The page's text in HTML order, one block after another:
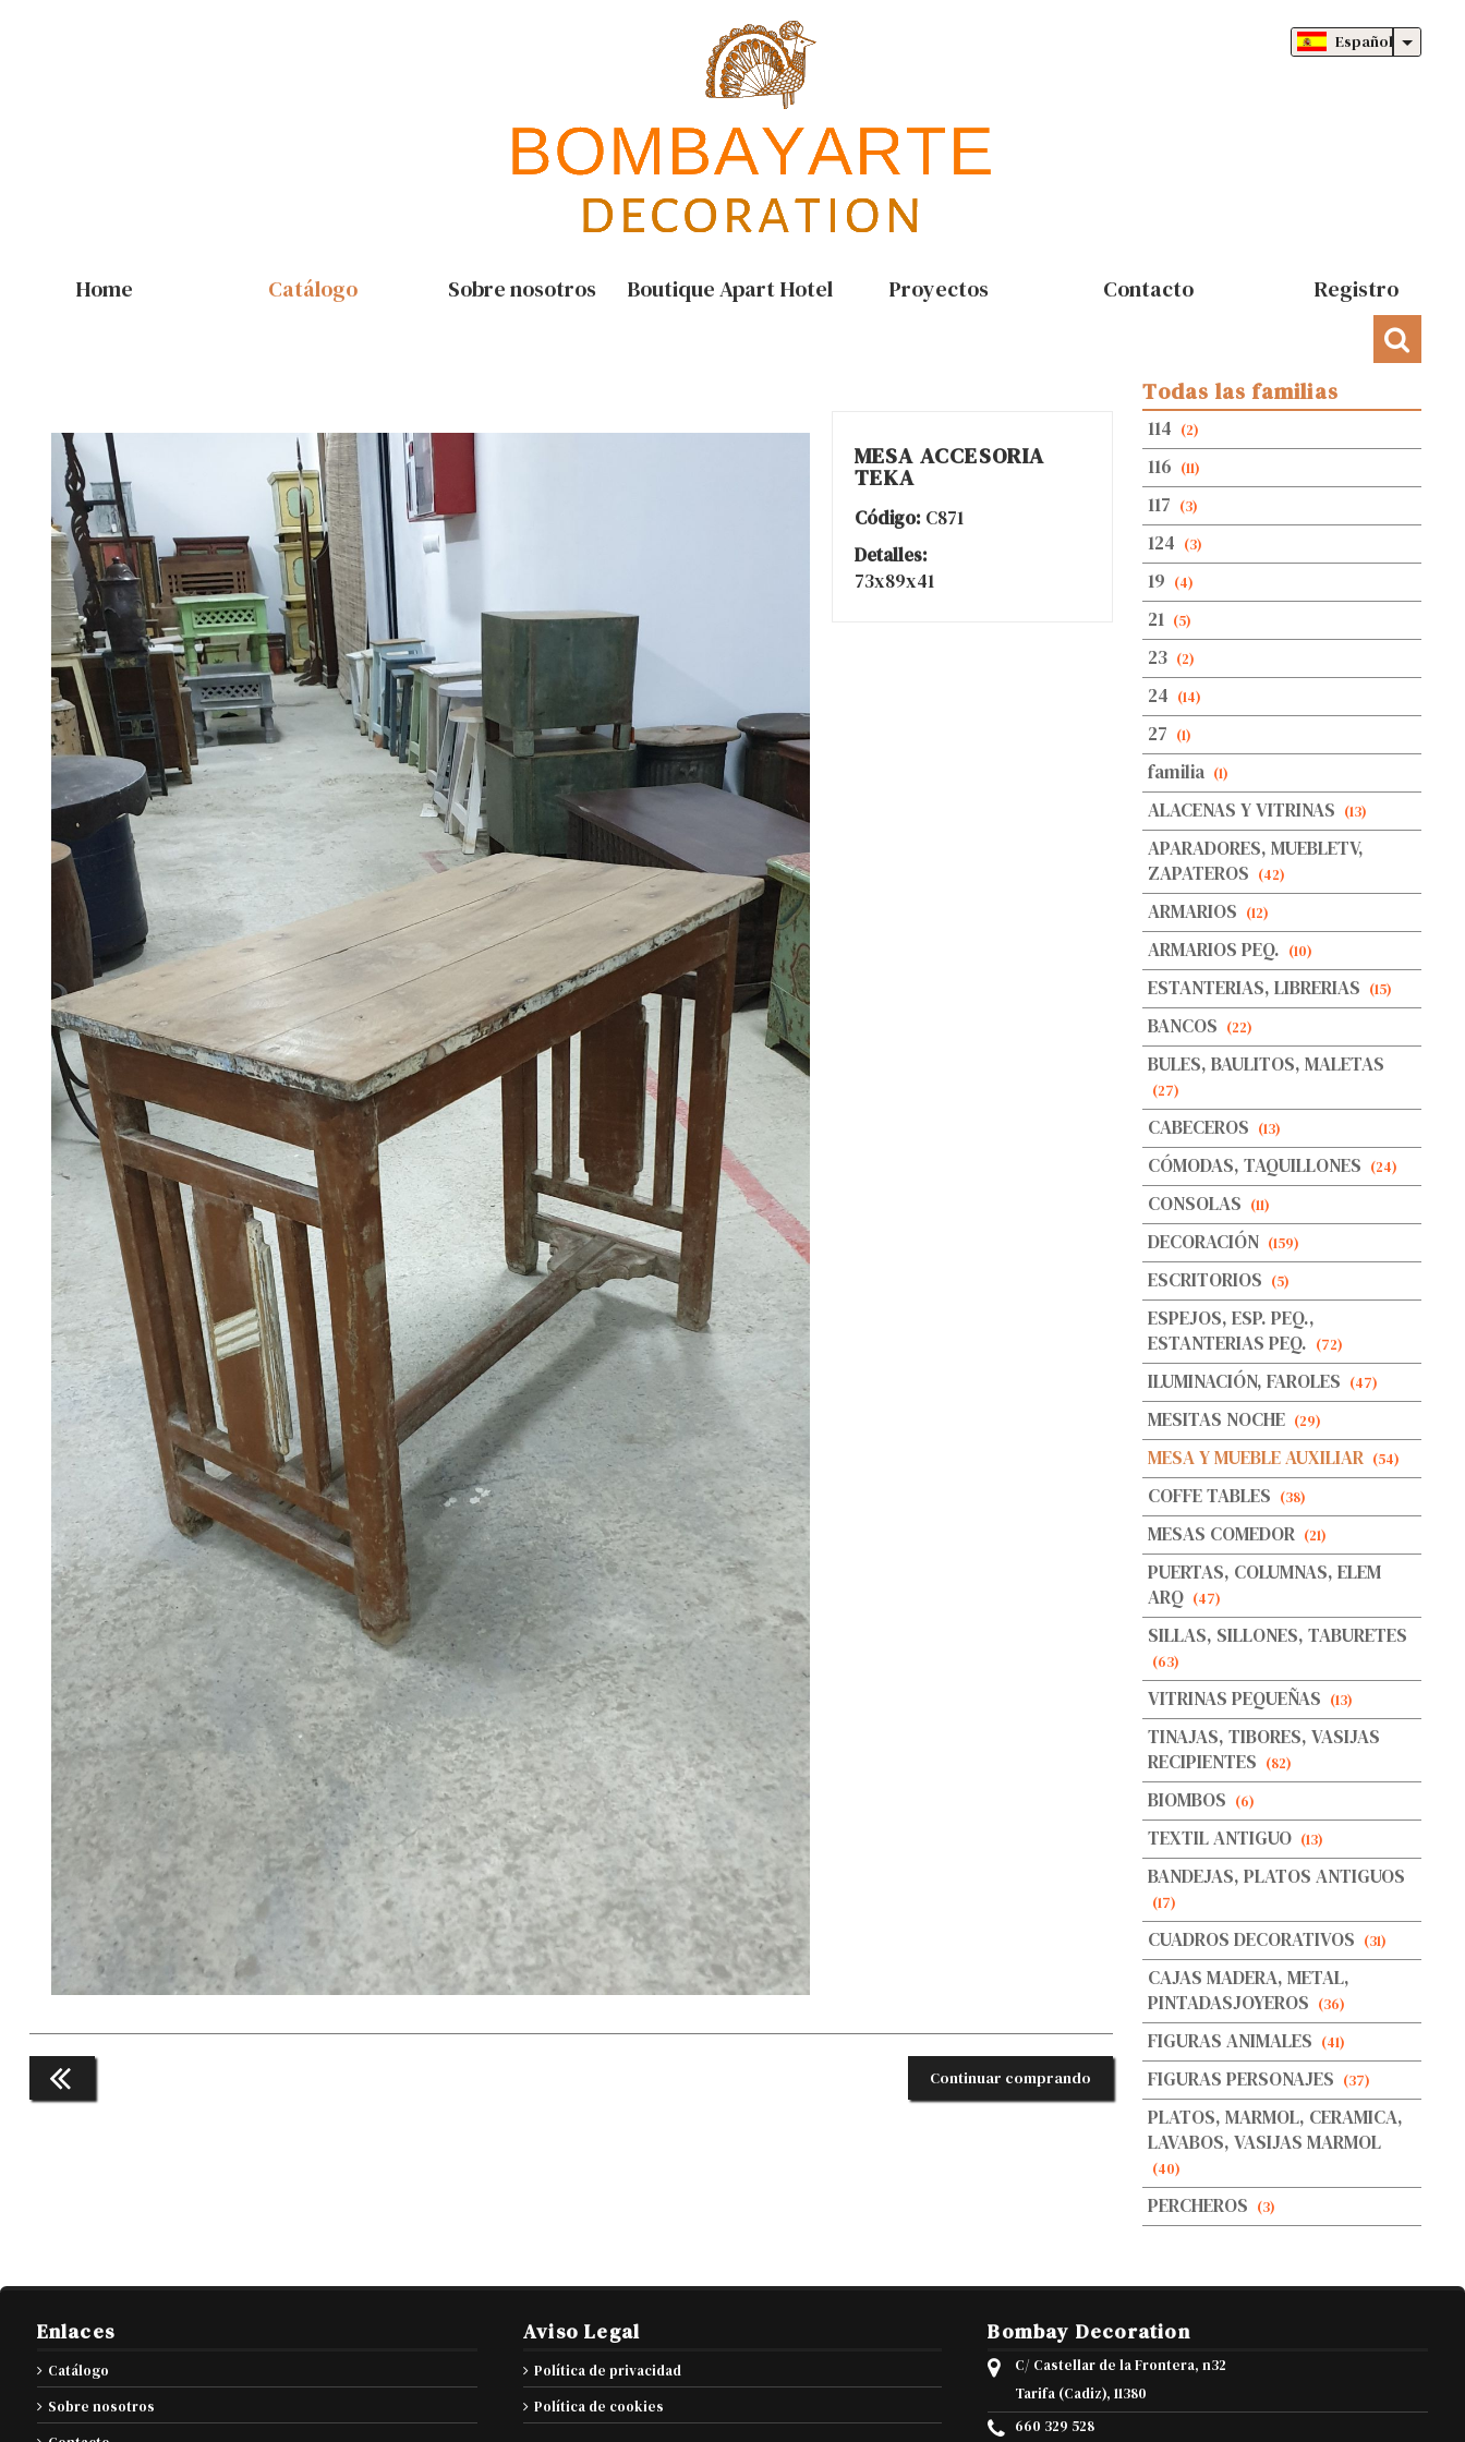
Español
Home Catálogo Sobre nosotros Boutique Apart Hotel Proyectos Contacto Registro
Todas las familias
114 (2)
116 (11)
117 (3)
124 (3)
19 (4)
21 (5)
23 (2)
24 (14)
27 (1)
familia (1)
ALACENAS Y VITRINAS (13)
APARADORES, MUEBLETV,
ZAPATEROS (42)
ARMARIOS (12)
ARMARIOS PEQ. (10)
ESTANTERIAS, LIBRERIAS (15)
BANCOS (22)
BULES, BAULITOS, MALETAS
(27)
CABECEROS (13)
CÓMODAS, TAQUILLONES (24)
CONSOLAS (11)
DECORACIÓN (159)
ESCRITORIOS (5)
ESPEJOS, ESP. PEQ.,
ESTANTERIAS PEQ. (72)
ILUMINACIÓN, FAROLES (47)
MESITAS NOCHE (29)
MESA Y MUEBLE AUXILIAR (54)
COFFE TABLES (38)
MESAS COMEDOR (21)
PUERTAS, COLUMNAS, ELEM
ARQ (47)
SILLAS, SILLONES, TABURETES
(63)
VITRINAS PEQUEÑAS (13)
TINAJAS, TIBORES, VASIJAS
RECIPIENTES (82)
BIOMBOS (6)
TEXTIL ANTIGUO (13)
BANDEJAS, PLATOS ANTIGUOS
(17)
CUADROS DECORATIVOS (31)
CAJAS MADERA, METAL,
PINTADASJOYEROS (36)
FIGURAS ANIMALES (41)
FIGURAS PERSONAJES (37)
PLATOS, MARMOL, CERAMICA,
LAVABOS, VASIJAS MARMOL
(40)
PERCHEROS (3)
MESA ACCESORIA
TEKA
Código: C871
Detalles:
73x89x41
Continuar comprando
Enlaces
Catálogo
Sobre nosotros
Aviso Legal
Política de privacidad
Política de cookies
Bombay Decoration
C/ Castellar de la Frontera, n32
Tarifa (Cadiz), 11380
660 329 528